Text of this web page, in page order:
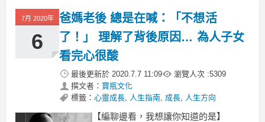
今天分享這篇文章，
想與大家一起思考：
7月 2020年
6
爸媽老後 總是在喊：「不想活
了！」 理解了背後原因… 為人子女
看完心很酸
最後更新於 2020.7.7 11:09 瀏覽人次 :5309
撰文者： 寶瓶文化
標籤： 心靈成長, 人生指南, 成長, 人生方向
【編聊邊看，我想讓你知道的是】